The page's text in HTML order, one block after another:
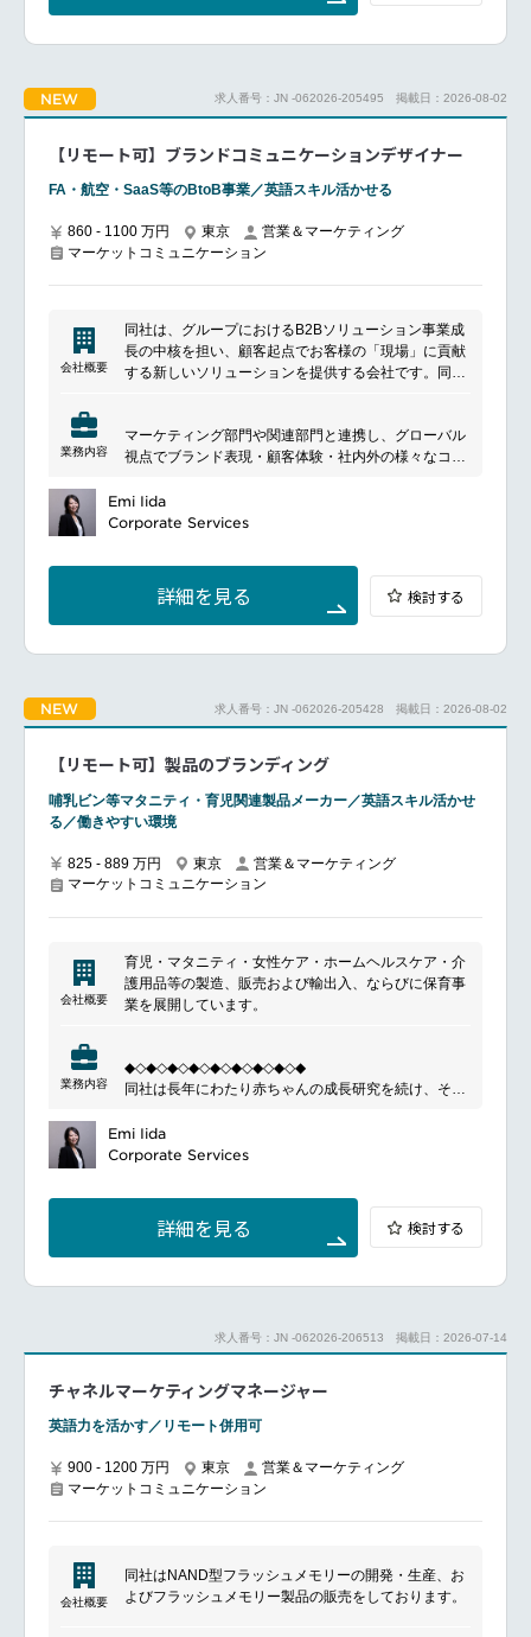
かし、将来的にセールスなど他部署での責任あるポジ
す
充実した教育・資格補助制度
対外広報全体の戦略立案から実行までを主導していた
また、経験の浅いチームメンバーに対する教育・メン
ターとしての役割も担っていただきます。
■具体的な業務内容
対外広報戦略の立案・実行：企業ブランド構築へ貢献
メディアリレーションズの強化：国内外の主要メディ
ア（新聞、TV、WEB等）との関係構築・深耕、プレ
グローバル広報の推進：各regionの担当者と定期的な
連携（情報収集・発信のコントロール）
チームマネジメントと育成：メンバーの業務管理、
■魅力ポイント
は得られない重要なマイルストーンを経験でき、広報
としてのスキルや視座を大きく広げることができま
現在コーポレートブランディングに一層力を入れてお
り、広報の重要性も社内で高まっているため、戦略的
な広報活動の立案から実行まで主体的に関わることが
経営企画部内に広報室があるため、事業戦略や経営方
く、経営に近い視点で広報業務に携わることができま
■働く環境
リモートワーク可（出社頻度週１回程度）
充実した福利厚生
━━━━━━━━━━━━━━━#spotlightjob3
NEW 求人番号：JN -062026-205495 掲載日：2026-08-02
【リモート可】ブランドコミュニケーションデザイナー
FA・航空・SaaS等のBtoB事業／英語スキル活かせる
860 - 1100 万円 東京
営業＆マーケティング
マーケットコミュニケーション
会社概要
同社は、​グループにおけるB2Bソリューション事業成
長の中核を担い、顧客起点でお客様の「現場」に貢献
する新しいソリューションを提供する会社です。同社
共サービス、生活インフラ、エンターテインメントな
どの様々な分野でイノベーションを促進し、持続可能
す。
業務内容
マーケティング部門や関連部門と連携し、グローバル
視点でブランド表現・顧客体験・社内外の様々なコミ
当いただきます。
■業務内容
業のブランディングおよびコミュニケーションデザイ
ンを担当し、プロジェクトをリード
市場・競合・顧客ニーズをリサーチし、インサイトを
抽出して事業ブランド・コミュニケーションデザイン
アルアセットとキャンペーン・展示物を制作・監修、
加えて外部パートナーを選定・ディレクションして品
質を管理
情報を構造化・可視化し、マーケティング資料やプレ
開し、ブランドコミュニケーションの一貫性を担保・
改善提案を実行
的をもって、デザインとマーケティングの力をあわせ
ることで、関連部門を横断的につなぐ機能を強化し、
事業戦略構築のレイヤーから関与することで、真の顧
部（回路形成プロセス、溶接プロセス、モバイルソリ
ューションズ）のデザインを担当しています。
■職場の雰囲気
キャリア入社比率は約4割で、20代～50代まで幅広い
UXデザイン、UIデザイン、コミュニケーションデザ
イン、空間デザイン、インダストリアルデザイン等、
それぞれの専門性に軸足を置きつつ、領域に縛られず
ら活動しています。
流や文化人類学からの学びなど幅広く知見獲得に取り
組んでいます。
内でのオープンなディスカッションの場が多く設けら
れ、風通しの良さにつながっています。
様々なバックグラウンドのメンバーが、年齢や役職に
関係なくフラットに議論・相談を行う活発な組織で
す。
Emi Iida
Corporate Services
詳細を見る 検討する
NEW 求人番号：JN -062026-205428 掲載日：2026-08-02
【リモート可】製品のブランディング
哺乳ビン等マタニティ・育児関連製品メーカー／英語スキル活かせ
る／働きやすい環境
825 - 889 万円 東京
営業＆マーケティング
マーケットコミュニケーション
会社概要
育児・マタニティ・女性ケア・ホームヘルスケア・介
護用品等の製造、販売および輸出入、ならびに保育事
業を展開しています。
業務内容
◆◇◆◇◆◇◆◇◆◇◆◇◆◇◆◇◆
同社は長年にわたり赤ちゃんの成長研究を続け、その
600超の育児製品を開発するグローバルメーカーで
す。
ク支援など社会貢献にも積極的に取り組んでいます。
◇◆◇◆◇◆◇◆◇◆◇◆◇◆◇◆◇◆
グローバル市場で同社ブランド価値を構築・維持する
産の管理フロー構築や社内への理念浸透を主導しま
プロジェクトリーダーとして制作物の検証、顧客体験
り、ブランド統制を強化します。
クリエイティブの品質管理と戦略推進（ガイドライン
に基づく制作物の検修、顧客体験向上のためのブラン
わせたローカライズとブランド毀損防止を徹底）
ブランド管理体制の強化と理念浸透（ブランド資産の
Emi Iida
Corporate Services
詳細を見る 検討する
求人番号：JN -062026-206513 掲載日：2026-07-14
チャネルマーケティングマネージャー
英語力を活かす／リモート併用可
900 - 1200 万円 東京
営業＆マーケティング
マーケットコミュニケーション
会社概要
同社はNAND型フラッシュメモリーの開発・生産、お
よびフラッシュメモリー製品の販売をしております。